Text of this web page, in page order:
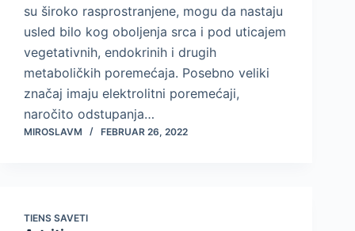
su široko rasprostranjene, mogu da nastaju
usled bilo kog oboljenja srca i pod uticajem
vegetativnih, endokrinih i drugih
metaboličkih poremećaja. Posebno veliki
značaj imaju elektrolitni poremećaji,
naročito odstupanja…
MIROSLAVM FEBRUAR 26, 2022
TIENS SAVETI